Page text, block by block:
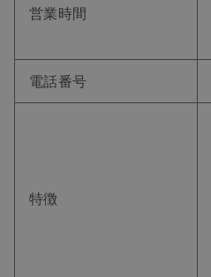
営業時間
電話番号
特徴